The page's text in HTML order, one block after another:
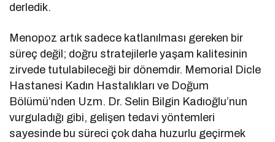
derledik.
Menopoz artık sadece katlanılması gereken bir
süreç değil; doğru stratejilerle yaşam kalitesinin
zirvede tutulabileceği bir dönemdir. Memorial Dicle
Hastanesi Kadın Hastalıkları ve Doğum
Bölümü’nden Uzm. Dr. Selin Bilgin Kadıoğlu’nun
vurguladığı gibi, gelişen tedavi yöntemleri
sayesinde bu süreci çok daha huzurlu geçirmek